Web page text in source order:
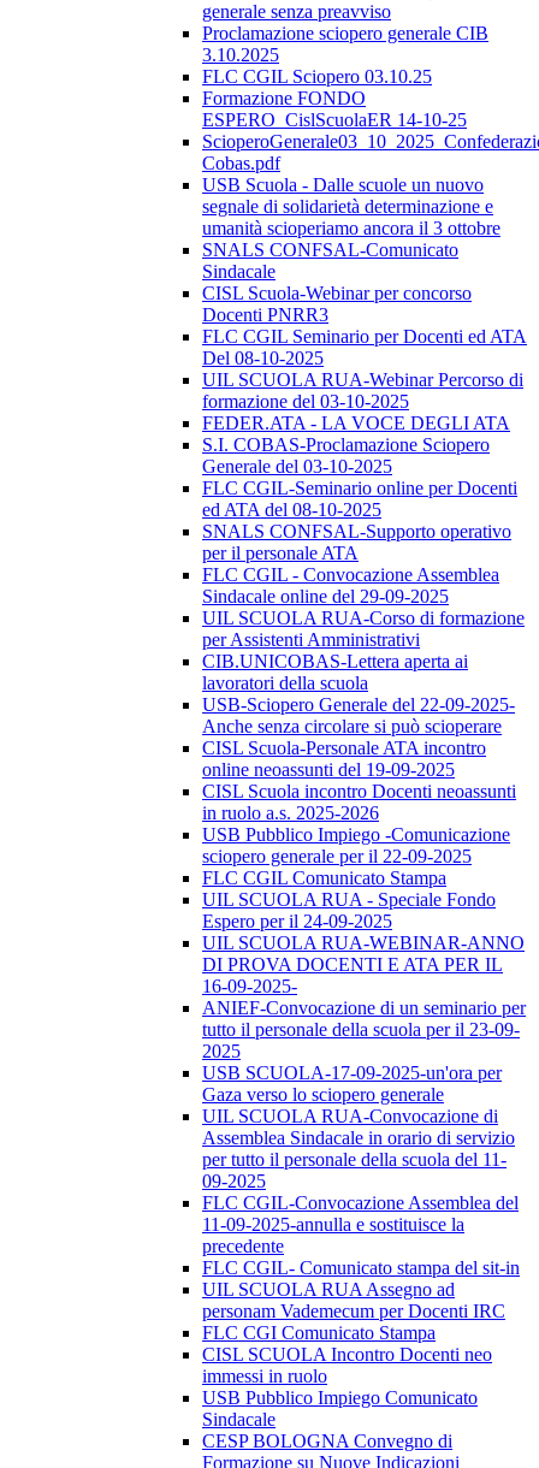
generale senza preavviso
Proclamazione sciopero generale CIB
3.10.2025
FLC CGIL Sciopero 03.10.25
Formazione FONDO
ESPERO_CislScuolaER 14-10-25
Cobas.pdf
USB Scuola - Dalle scuole un nuovo
segnale di solidarietà determinazione e
umanità scioperiamo ancora il 3 ottobre
SNALS CONFSAL-Comunicato
Sindacale
CISL Scuola-Webinar per concorso
Docenti PNRR3
FLC CGIL Seminario per Docenti ed ATA
Del 08-10-2025
UIL SCUOLA RUA-Webinar Percorso di
formazione del 03-10-2025
FEDER.ATA - LA VOCE DEGLI ATA
S.I. COBAS-Proclamazione Sciopero
Generale del 03-10-2025
FLC CGIL-Seminario online per Docenti
ed ATA del 08-10-2025
SNALS CONFSAL-Supporto operativo
per il personale ATA
FLC CGIL - Convocazione Assemblea
Sindacale online del 29-09-2025
UIL SCUOLA RUA-Corso di formazione
per Assistenti Amministrativi
CIB.UNICOBAS-Lettera aperta ai
lavoratori della scuola
USB-Sciopero Generale del 22-09-2025-
Anche senza circolare si può scioperare
CISL Scuola-Personale ATA incontro
online neoassunti del 19-09-2025
CISL Scuola incontro Docenti neoassunti
in ruolo a.s. 2025-2026
USB Pubblico Impiego -Comunicazione
sciopero generale per il 22-09-2025
FLC CGIL Comunicato Stampa
UIL SCUOLA RUA - Speciale Fondo
Espero per il 24-09-2025
UIL SCUOLA RUA-WEBINAR-ANNO
DI PROVA DOCENTI E ATA PER IL
16-09-2025-
ANIEF-Convocazione di un seminario per
tutto il personale della scuola per il 23-09-
2025
USB SCUOLA-17-09-2025-un'ora per
Gaza verso lo sciopero generale
UIL SCUOLA RUA-Convocazione di
Assemblea Sindacale in orario di servizio
per tutto il personale della scuola del 11-
09-2025
FLC CGIL-Convocazione Assemblea del
11-09-2025-annulla e sostituisce la
precedente
FLC CGIL- Comunicato stampa del sit-in
UIL SCUOLA RUA Assegno ad
personam Vademecum per Docenti IRC
FLC CGI Comunicato Stampa
CISL SCUOLA Incontro Docenti neo
immessi in ruolo
USB Pubblico Impiego Comunicato
Sindacale
CESP BOLOGNA Convegno di
Formazione su Nuove Indicazioni